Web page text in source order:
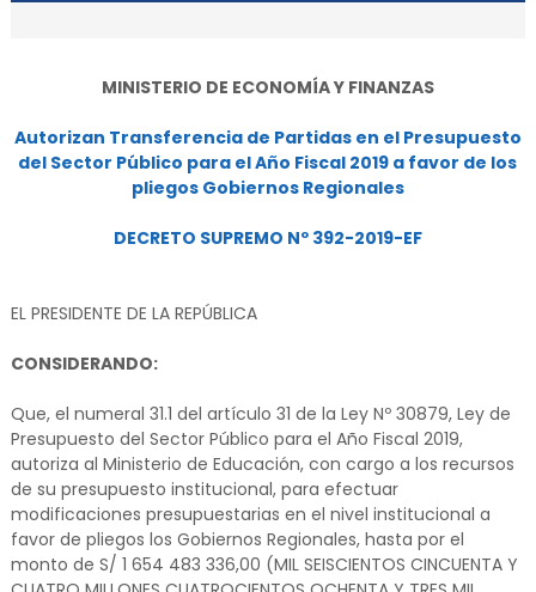
MINISTERIO DE ECONOMÍA Y FINANZAS
Autorizan Transferencia de Partidas en el Presupuesto
del Sector Público para el Año Fiscal 2019 a favor de los
pliegos Gobiernos Regionales
DECRETO SUPREMO Nº 392-2019-EF
EL PRESIDENTE DE LA REPÚBLICA
CONSIDERANDO:
Que, el numeral 31.1 del artículo 31 de la Ley Nº 30879, Ley de
Presupuesto del Sector Público para el Año Fiscal 2019,
autoriza al Ministerio de Educación, con cargo a los recursos
de su presupuesto institucional, para efectuar
modificaciones presupuestarias en el nivel institucional a
favor de pliegos los Gobiernos Regionales, hasta por el
monto de S/ 1 654 483 336,00 (MIL SEISCIENTOS CINCUENTA Y